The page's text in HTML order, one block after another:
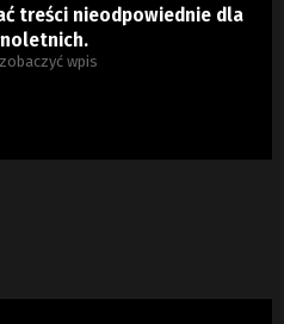
treści nieodpowiednie dla
wpis